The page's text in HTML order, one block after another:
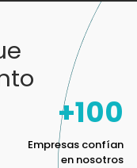
+100
Empresas confían
en nosotros